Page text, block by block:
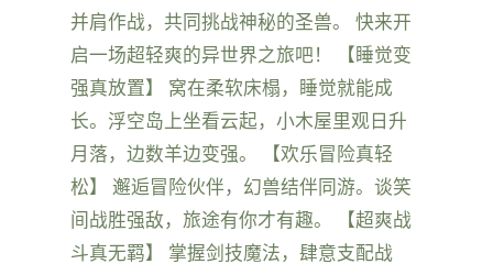
并肩作战，共同挑战神秘的圣兽。 快来开
启一场超轻爽的异世界之旅吧！ 【睡觉变
强真放置】 窝在柔软床榻，睡觉就能成
长。浮空岛上坐看云起，小木屋里观日升
月落，边数羊边变强。 【欢乐冒险真轻
松】 邂逅冒险伙伴，幻兽结伴同游。谈笑
间战胜强敌，旅途有你才有趣。 【超爽战
斗真无羁】 掌握剑技魔法，肆意支配战